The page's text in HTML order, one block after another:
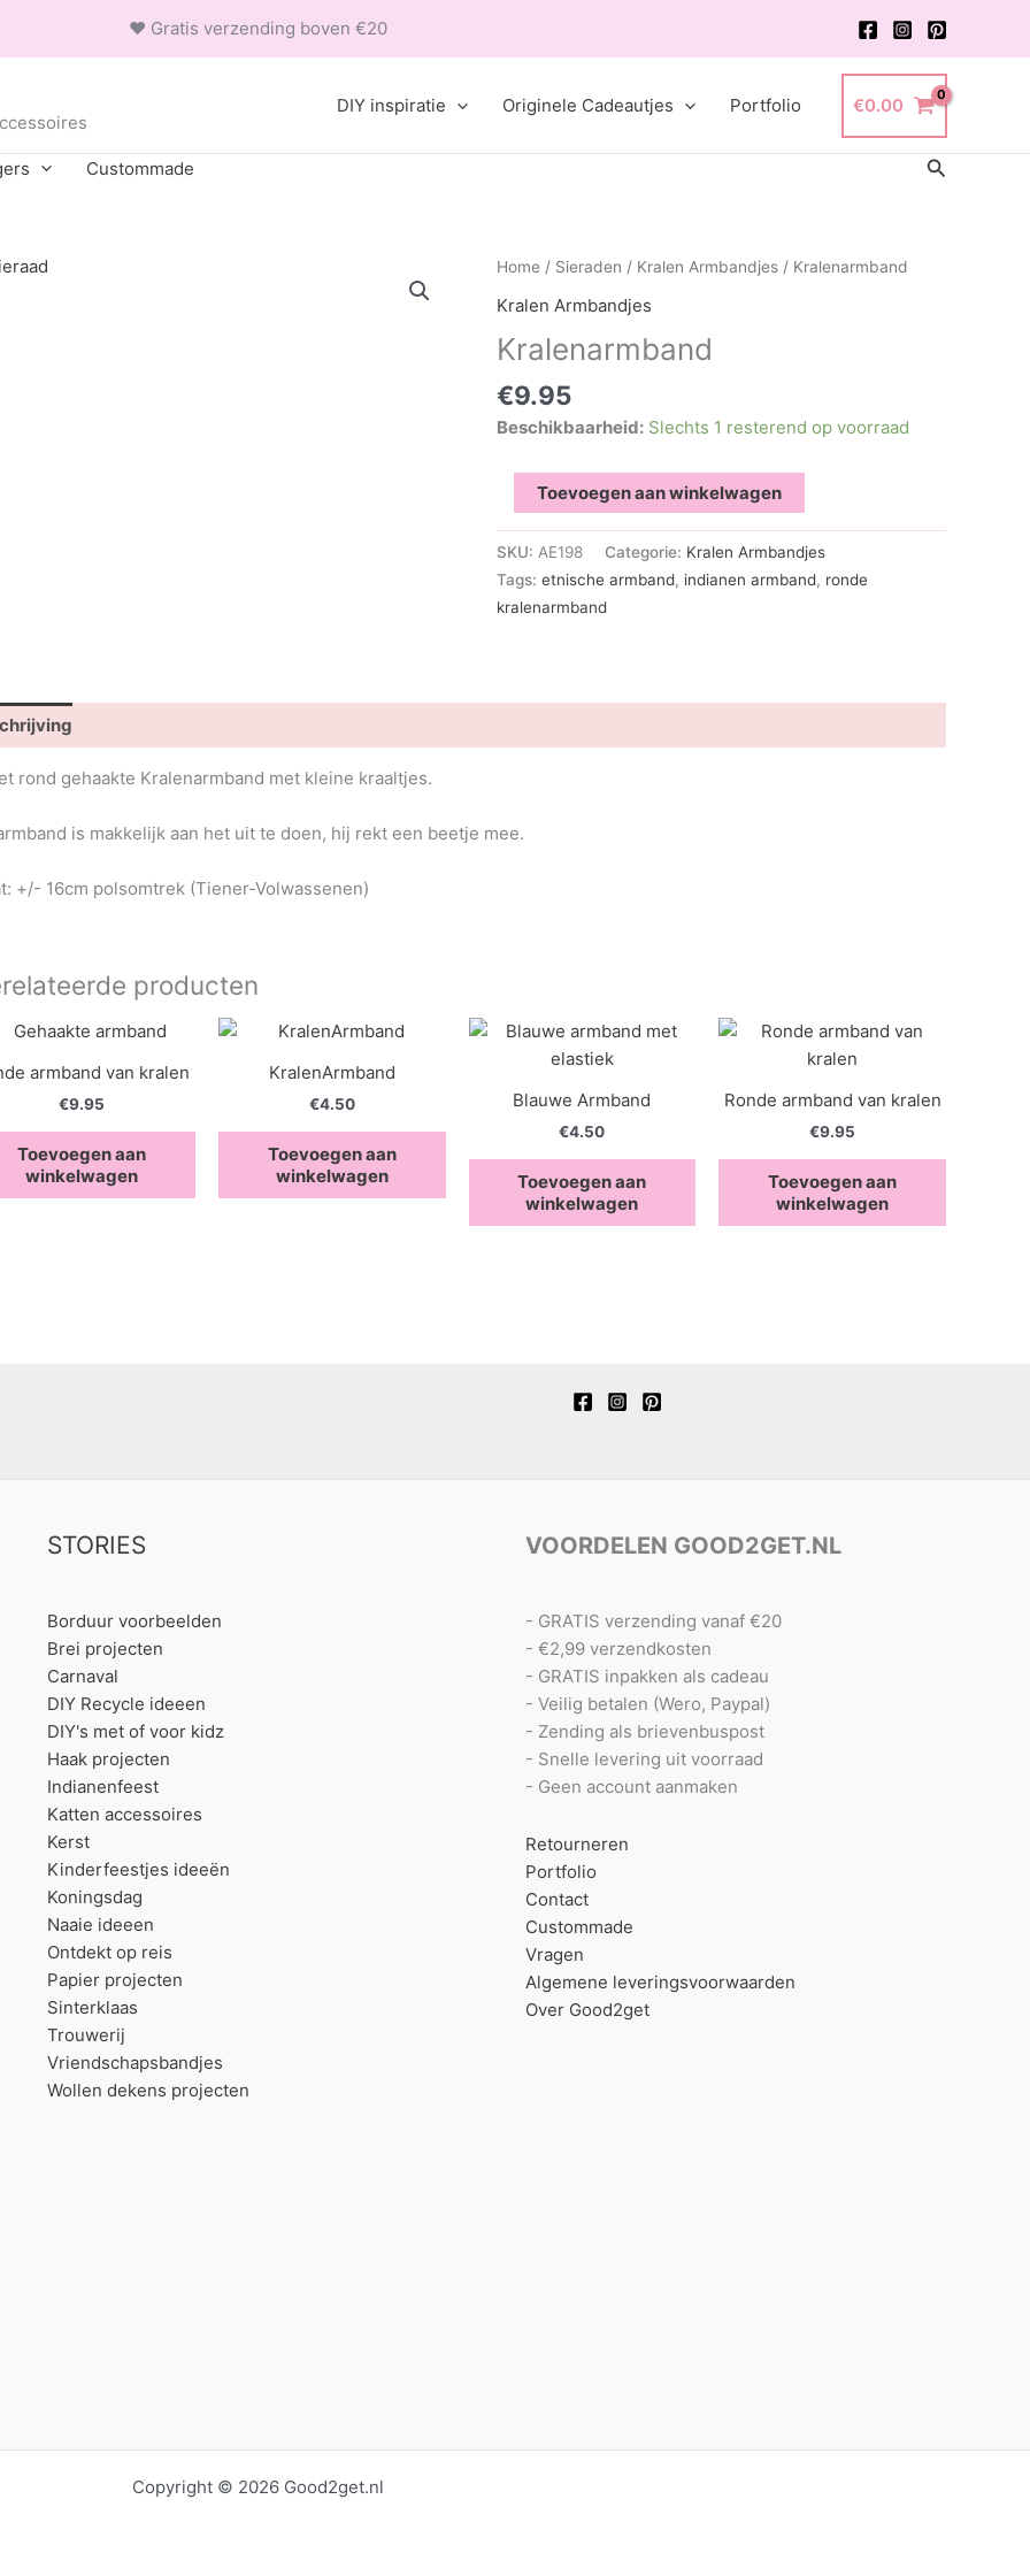
❤ Gratis verzending boven €20
DIY inspiratie Originele Cadeautjes Portfolio €0.00
Custommade Zoeken
Home/ Sieraden / Kralen Armbandjes/ Kralenarmband
Kralen Armbandjes
Kralenarmband
€9.95
Beschikbaarheid: Slechts 1 resterend op voorraad
Kralenarmband
aantal
Toevoegen aan winkelwagen
SKU: AE198 Categorie: Kralen Armbandjes
Tags: etnische armband, indianen armband, ronde
kralenarmband
rond gehaakte Kralenarmband met kleine kraaltjes.
is makkelijk aan het uit te doen, hij rekt een beetje mee.
+/- 16cm polsomtrek (Tiener-Volwassenen)
producten
armband van kralen
€9.95
Toevoegen aan
winkelwagen
KralenArmband
€4.50
Toevoegen aan
winkelwagen
Blauwe Armband
€4.50
Toevoegen aan
winkelwagen
Ronde armband van kralen
€9.95
Toevoegen aan
winkelwagen
STORIES
Borduur voorbeelden
Brei projecten
Carnaval
DIY Recycle ideeen
DIY's met of voor kidz
Haak projecten
Indianenfeest
Katten accessoires
Kerst
Kinderfeestjes ideeën
Koningsdag
Naaie ideeen
Ontdekt op reis
Papier projecten
Sinterklaas
Trouwerij
Vriendschapsbandjes
Wollen dekens projecten
VOORDELEN GOOD2GET.NL
- GRATIS verzending vanaf €20
- €2,99 verzendkosten
- GRATIS inpakken als cadeau
- Veilig betalen (Wero, Paypal)
- Zending als brievenbuspost
- Snelle levering uit voorraad
- Geen account aanmaken
Retourneren
Portfolio
Contact
Custommade
Vragen
Algemene leveringsvoorwaarden
Over Good2get
Copyright © 2026 Good2get.nl